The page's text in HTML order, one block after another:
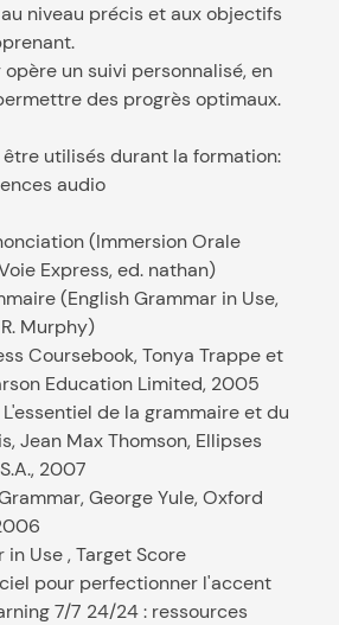
niveau précis et aux objectifs
un suivi personnalisé, en
des progrès optimaux.
utilisés durant la formation:
audio
(Immersion Orale
Express, ed. nathan)
(English Grammar in Use,
Murphy)
Coursebook, Tonya Trappe et
Education Limited, 2005
L'essentiel de la grammaire et du
Jean Max Thomson, Ellipses
2007
George Yule, Oxford
in Use , Target Score
pour perfectionner l'accent
7/7 24/24 : ressources